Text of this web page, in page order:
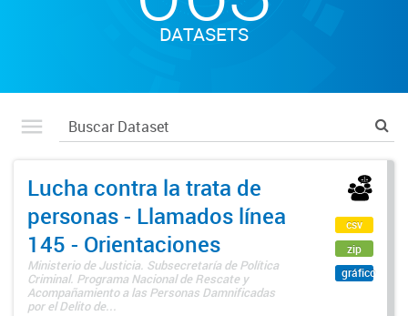
DATASETS
Lucha contra la trata de
personas - Llamados línea
145 - Orientaciones
Ministerio de Justicia. Subsecretaría de Política
Criminal. Programa Nacional de Rescate y
Acompañamiento a las Personas Damnificadas
por el Delito de...
csv
zip
gráfico